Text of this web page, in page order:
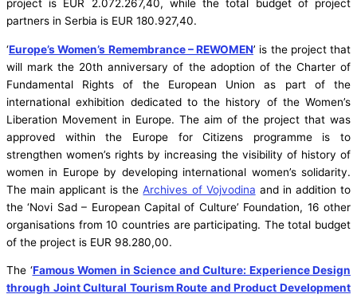
project is EUR 2.072.267,40, while the total budget of project
partners in Serbia is EUR 180.927,40.
‘Europe’s Women’s Remembrance – REWOMEN’ is the project that
will mark the 20th anniversary of the adoption of the Charter of
Fundamental Rights of the European Union as part of the
international exhibition dedicated to the history of the Women’s
Liberation Movement in Europe. The aim of the project that was
approved within the Europe for Citizens programme is to
strengthen women’s rights by increasing the visibility of history of
women in Europe by developing international women’s solidarity.
The main applicant is theArchives of Vojvodina and in addition to
the ‘Novi Sad – European Capital of Culture’ Foundation, 16 other
organisations from 10 countries are participating. The total budget
of the project is EUR 98.280,00.
The ‘Famous Women in Science and Culture: Experience Design
through Joint Cultural Tourism Route and Product Development